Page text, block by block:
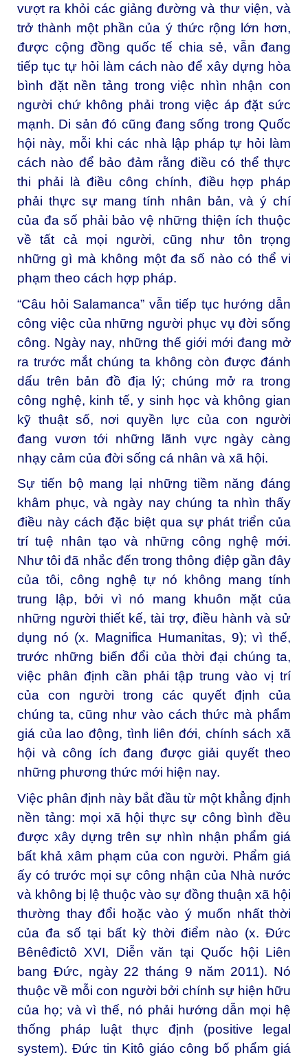
vượt ra khỏi các giảng đường và thư viện, và
trở thành một phần của ý thức rộng lớn hơn,
được cộng đồng quốc tế chia sẻ, vẫn đang
tiếp tục tự hỏi làm cách nào để xây dựng hòa
bình đặt nền tảng trong việc nhìn nhận con
người chứ không phải trong việc áp đặt sức
mạnh. Di sản đó cũng đang sống trong Quốc
hội này, mỗi khi các nhà lập pháp tự hỏi làm
cách nào để bảo đảm rằng điều có thể thực
thi phải là điều công chính, điều hợp pháp
phải thực sự mang tính nhân bản, và ý chí
của đa số phải bảo vệ những thiện ích thuộc
về tất cả mọi người, cũng như tôn trọng
những gì mà không một đa số nào có thể vi
phạm theo cách hợp pháp.
“Câu hỏi Salamanca” vẫn tiếp tục hướng dẫn
công việc của những người phục vụ đời sống
công. Ngày nay, những thế giới mới đang mở
ra trước mắt chúng ta không còn được đánh
dấu trên bản đồ địa lý; chúng mở ra trong
công nghệ, kinh tế, y sinh học và không gian
kỹ thuật số, nơi quyền lực của con người
đang vươn tới những lãnh vực ngày càng
nhạy cảm của đời sống cá nhân và xã hội.
Sự tiến bộ mang lại những tiềm năng đáng
khâm phục, và ngày nay chúng ta nhìn thấy
điều này cách đặc biệt qua sự phát triển của
trí tuệ nhân tạo và những công nghệ mới.
Như tôi đã nhắc đếntrong thông điệp gần đây
của tôi, công nghệ tự nó không mang tính
trung lập, bởi vì nó mang khuôn mặt của
những người thiết kế, tài trợ, điều hành và sử
dụng nó (x. Magnifica Humanitas, 9); vì thế,
trước những biến đổi của thời đại chúng ta,
việc phân định cần phải tập trung vào vị trí
của con người trong các quyết định của
chúng ta, cũng như vào cách thức mà phẩm
giá của lao động, tình liên đới, chính sách xã
hội và công ích đang được giải quyết theo
những phương thức mới hiện nay.
Việc phân định này bắt đầu từ một khẳng định
nền tảng: mọi xã hội thực sự công bình đều
được xây dựng trên sự nhìn nhận phẩm giá
bất khả xâm phạm của con người. Phẩm giá
ấy có trước mọi sự công nhận của Nhà nước
và không bị lệ thuộc vào sự đồng thuận xã hội
thường thay đổi hoặc vào ý muốn nhất thời
của đa số tại bất kỳ thời điểm nào (x. Đức
Bênêđictô XVI, Diễn văn tại Quốc hội Liên
bang Đức, ngày 22 tháng 9 năm 2011). Nó
thuộc về mỗi con người bởi chính sự hiện hữu
của họ; và vì thế, nó phải hướng dẫn mọi hệ
thống pháp luật thực định (positive legal
system). Đức tin Kitô giáo công bố phẩm giá